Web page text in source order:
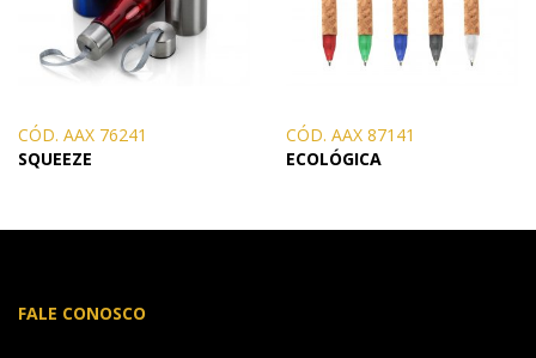
CÓD. AAX 76241
SQUEEZE
CÓD. AAX 87141
ECOLÓGICA
FALE CONOSCO